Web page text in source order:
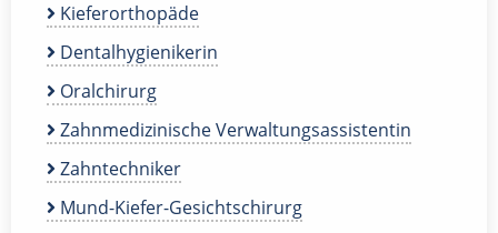
Kieferorthopäde
Dentalhygienikerin
Oralchirurg
Zahnmedizinische Verwaltungsassistentin
Zahntechniker
Mund-Kiefer-Gesichtschirurg